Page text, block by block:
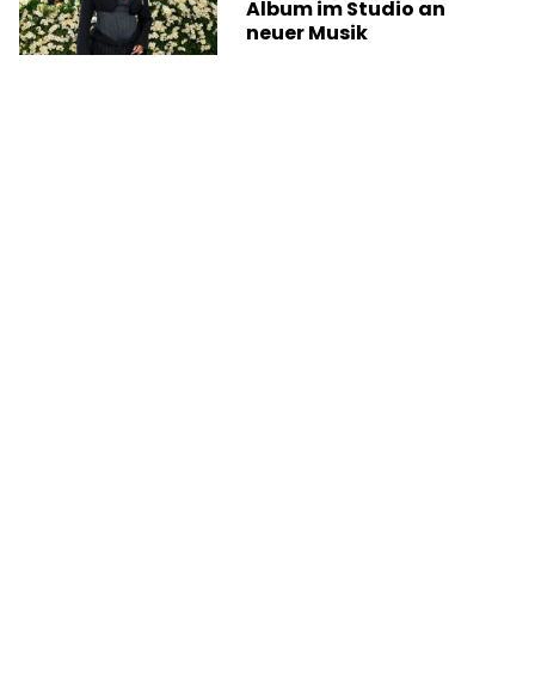
Album im Studio an
neuer Musik